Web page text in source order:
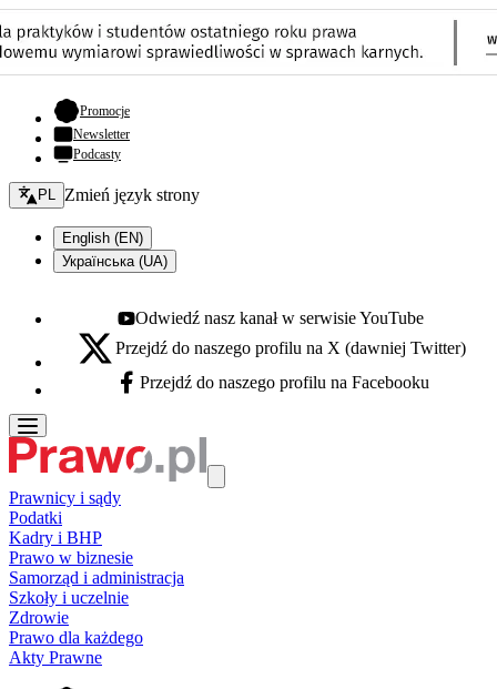
Promocje- otwiera się w nowej karcie
Newsletter
Podcasty
Zmień język - bieżący:
PL Zmień język strony
English (EN)
Українська (UA)
Youtube - otwiera się w nowej karcie
Odwiedź nasz kanał w serwisie YouTube
X - otwiera się w nowej karcie
Przejdź do naszego profilu na X (dawniej Twitter)
Facebook - otwiera się w nowej karcie
Przejdź do naszego profilu na Facebooku
Prawnicy i sądy
Podatki
Kadry i BHP
Prawo w biznesie
Samorząd i administracja
Szkoły i uczelnie
Zdrowie
Prawo dla każdego
Akty Prawne